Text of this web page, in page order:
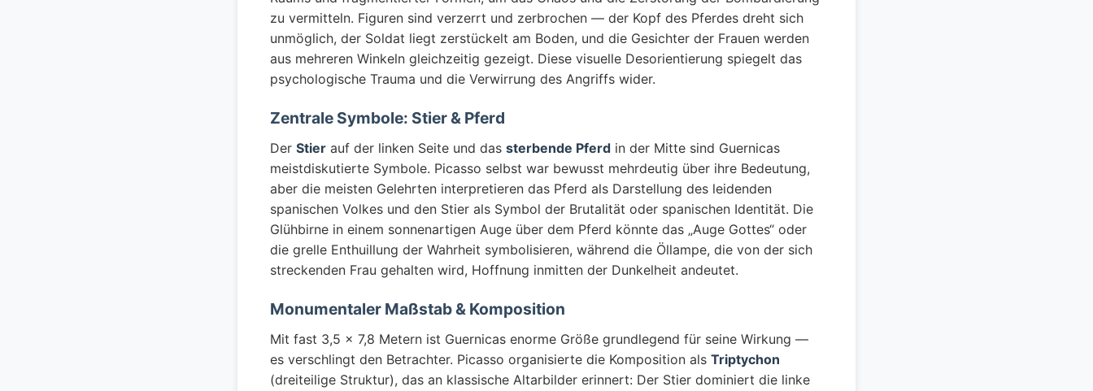
zu vermitteln. Figuren sind verzerrt und zerbrochen — der Kopf des Pferdes dreht sich
unmöglich, der Soldat liegt zerstückelt am Boden, und die Gesichter der Frauen werden
aus mehreren Winkeln gleichzeitig gezeigt. Diese visuelle Desorientierung spiegelt das
psychologische Trauma und die Verwirrung des Angriffs wider.
Zentrale Symbole: Stier & Pferd
Der Stier auf der linken Seite und das sterbende Pferd in der Mitte sind Guernicas
meistdiskutierte Symbole. Picasso selbst war bewusst mehrdeutig über ihre Bedeutung,
aber die meisten Gelehrten interpretieren das Pferd als Darstellung des leidenden
spanischen Volkes und den Stier als Symbol der Brutalität oder spanischen Identität. Die
Glühbirne in einem sonnenartigen Auge über dem Pferd könnte das „Auge Gottes“ oder
die grelle Enthuillung der Wahrheit symbolisieren, während die Öllampe, die von der sich
streckenden Frau gehalten wird, Hoffnung inmitten der Dunkelheit andeutet.
Monumentaler Maßstab & Komposition
Mit fast 3,5 × 7,8 Metern ist Guernicas enorme Größe grundlegend für seine Wirkung —
es verschlingt den Betrachter. Picasso organisierte die Komposition als Triptychon
(dreiteilige Struktur), das an klassische Altarbilder erinnert: Der Stier dominiert die linke